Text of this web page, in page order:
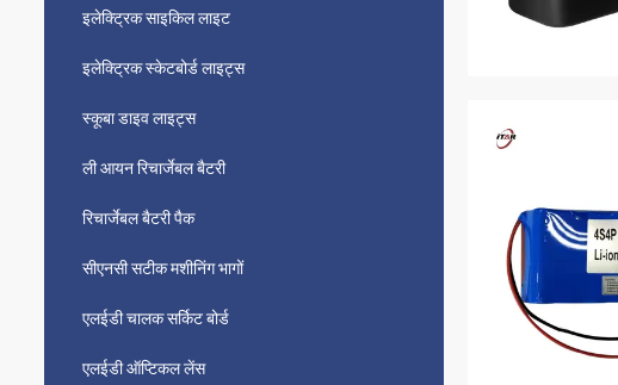
इलेक्ट्रिक साइकिल लाइट
इलेक्ट्रिक स्केटबोर्ड लाइट्स
स्कूबा डाइव लाइट्स
ली आयन रिचार्जेबल बैटरी
रिचार्जेबल बैटरी पैक
सीएनसी सटीक मशीनिंग भागों
एलईडी चालक सर्किट बोर्ड
एलईडी ऑप्टिकल लेंस